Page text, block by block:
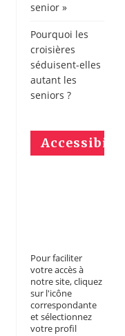
senior »
Pourquoi les
croisières
séduisent-elles
autant les
seniors ?
Pour faciliter
votre accès à
notre site, cliquez
sur l'icône
correspondante
et sélectionnez
votre profil